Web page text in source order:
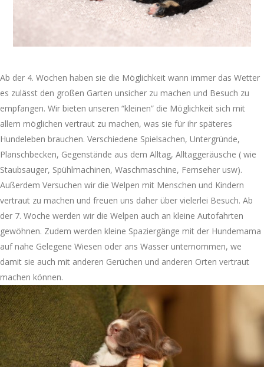
Ab der 4. Wochen haben sie die Möglichkeit wann immer das Wetter
es zulässt den großen Garten unsicher zu machen und Besuch zu
empfangen. Wir bieten unseren “kleinen” die Möglichkeit sich mit
allem möglichen vertraut zu machen, was sie für ihr späteres
Hundeleben brauchen. Verschiedene Spielsachen, Untergründe,
Planschbecken, Gegenstände aus dem Alltag, Alltaggeräusche ( wie
Staubsauger, Spühlmachinen, Waschmaschine, Fernseher usw).
Außerdem Versuchen wir die Welpen mit Menschen und Kindern
vertraut zu machen und freuen uns daher über vielerlei Besuch. Ab
der 7. Woche werden wir die Welpen auch an kleine Autofahrten
gewöhnen. Zudem werden kleine Spaziergänge mit der Hundemama
auf nahe Gelegene Wiesen oder ans Wasser unternommen, we
damit sie auch mit anderen Gerüchen und anderen Orten vertraut
machen können.